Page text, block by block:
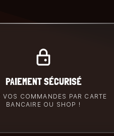
PAIEMENT SÉCURISÉ
VOS COMMANDES PAR CARTE
BANCAIRE OU SHOP !